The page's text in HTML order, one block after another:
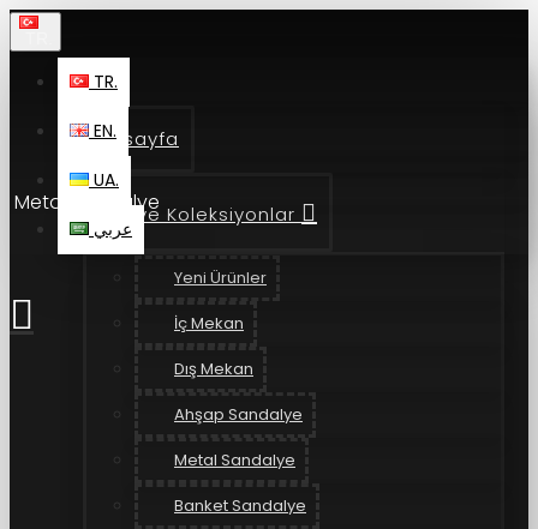
TR.
EN.
UA.
عربي
Anasayfa
Ürün ve Koleksiyonlar
Yeni Ürünler
İç Mekan
Dış Mekan
Ahşap Sandalye
Metal Sandalye
Banket Sandalye
Metal Sandalye